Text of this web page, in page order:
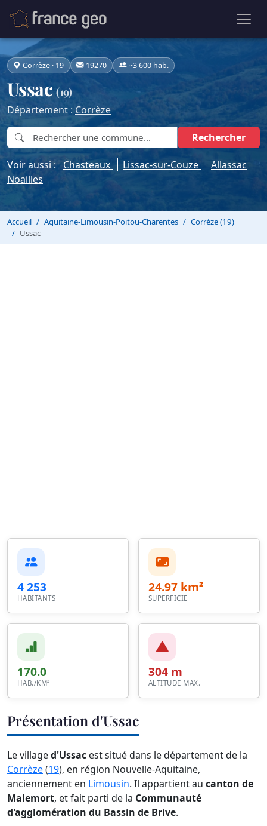
Corrèze · 19 19270 ~3 600 hab.
Ussac(19)
Département : Corrèze
Rechercher
Voir aussi : Chasteaux Lissac-sur-Couze
Allassac
Noailles
Accueil Aquitaine-Limousin-Poitou-Charentes
Corrèze (19)
Ussac
4 253
HABITANTS
24.97 km²
SUPERFICIE
170.0
HAB./KM²
304 m
ALTITUDE MAX.
Présentation d'Ussac
Le villaged'Ussac est situé dans le département de la
Corrèze(19), en région Nouvelle-Aquitaine,
anciennement en Limousin. Il appartient au canton de
Malemort, et fait parti de la Communauté
d'agglomération du Bassin de Brive.